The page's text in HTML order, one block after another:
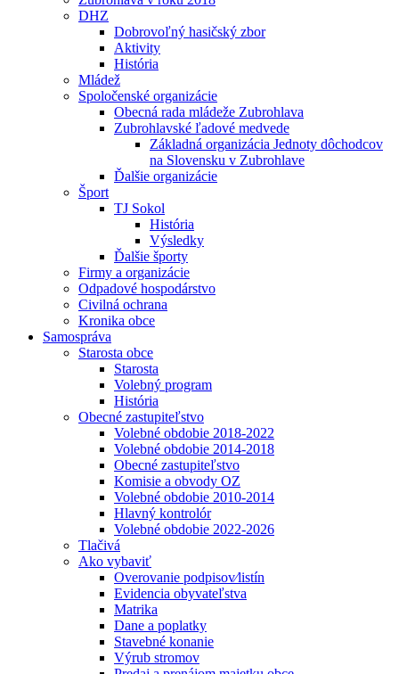
DHZ
Dobrovoľný hasičský zbor
Aktivity
História
Mládež
Spoločenské organizácie
Obecná rada mládeže Zubrohlava
Zubrohlavské ľadové medvede
Základná organizácia Jednoty dôchodcov
na Slovensku v Zubrohlave
Ďalšie organizácie
Šport
TJ Sokol
História
Výsledky
Ďalšie športy
Firmy a organizácie
Odpadové hospodárstvo
Civilná ochrana
Kronika obce
Samospráva
Starosta obce
Starosta
Volebný program
História
Obecné zastupiteľstvo
Volebné obdobie 2018-2022
Volebné obdobie 2014-2018
Obecné zastupiteľstvo
Komisie a obvody OZ
Volebné obdobie 2010-2014
Hlavný kontrolór
Volebné obdobie 2022-2026
Tlačivá
Ako vybaviť
Overovanie podpisov⁄listín
Evidencia obyvateľstva
Matrika
Dane a poplatky
Stavebné konanie
Výrub stromov